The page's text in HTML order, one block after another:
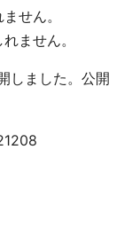
せん。
ません。
しました。公開